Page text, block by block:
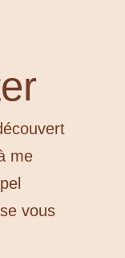
me
vous